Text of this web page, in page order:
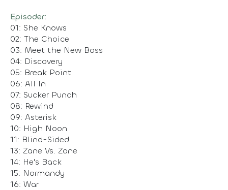
Episoder:
01: She Knows
02: The Choice
03: Meet the New Boss
04: Discovery
05: Break Point
06: All In
07: Sucker Punch
08: Rewind
09: Asterisk
10: High Noon
11: Blind-Sided
13: Zane Vs. Zane
14: He's Back
15: Normandy
16: War